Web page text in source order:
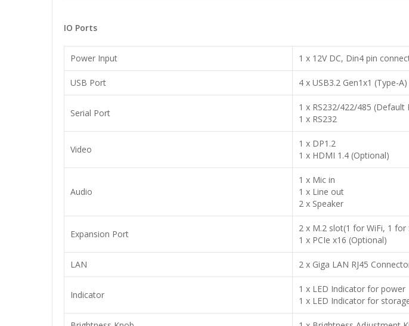
IO Ports
Power Input 1 x 12V DC, Din4 pin
USB Port 4 x USB3.2 Gen1x1 (Type-A)
Serial Port
1 x RS232/422/485 (Default
1 x RS232
Video
1 x DP1.2
1 x HDMI 1.4 (Optional)
Audio
1 x Mic in
1 x Line out
2 x Speaker
Expansion Port
2 x M.2 slot(1 for WiFi, 1 for
1 x PCIe x16 (Optional)
LAN 2 x Giga LAN RJ45
Indicator
1 x LED Indicator for power
1 x LED Indicator for